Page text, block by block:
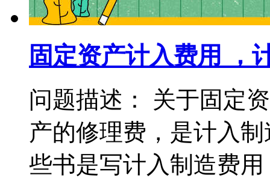
固定资产计入费用 ，
问题描述： 关于固定
产的修理费，是计入
些书是写计入制造费